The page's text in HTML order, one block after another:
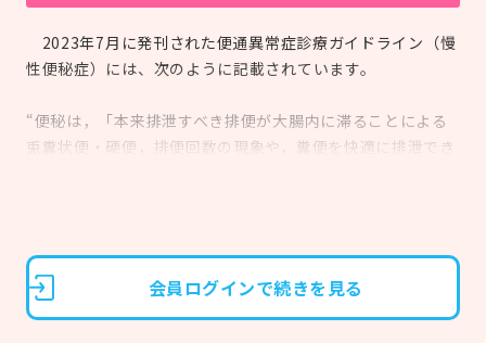
2023年7月に発刊された便通異常症診療ガイドライン（慢
性便秘症）には、次のように記載されています。
“便秘は，「本来排泄すべき排便が大腸内に滞ることによる
兎糞状便・硬便，排便回数の現象や，糞便を快適に排泄でき
会員ログインで続きを見る